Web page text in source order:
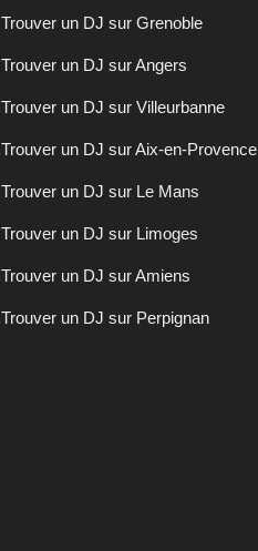
Trouver un DJ sur Grenoble
Trouver un DJ sur Angers
Trouver un DJ sur Villeurbanne
Trouver un DJ sur Aix-en-Provence
Trouver un DJ sur Le Mans
Trouver un DJ sur Limoges
Trouver un DJ sur Amiens
Trouver un DJ sur Perpignan